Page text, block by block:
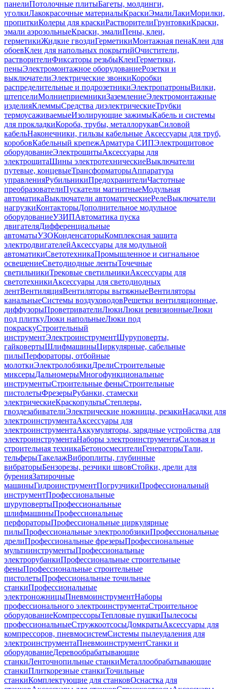
панелиПотолочные плитыБагеты, молдинги,
уголкиЛакокрасочные материалыКраскиЭмалиЛакиМорилки,
пропиткиКолеры для краскиРастворителиГрунтовкиКраски,
эмали аэрозольныеКраски, эмалиПены, клеи,
герметикиЖидкие гвоздиГерметикиМонтажная пенаКлеи для
обоевКлеи для напольных покрытийОчистители,
растворителиФиксаторы резьбыКлеиГерметики,
пеныЭлектромонтажное оборудованиеРозетки и
выключателиЭлектрические звонкиКоробки
распределительные и подрозетникиЭлектропатроныВилки,
штепселиМолниеприемникиЗаземлениеЭлектромонтажные
изделияКлеммыСредства диэлектрическиеТрубки
термоусаживаемыеИзолирующие зажимыКабель и системы
для прокладкиКороба, трубы, металлорукавСиловой
кабельНаконечники, гильзы кабельные Аксессуары для труб,
коробовКабельный крепежАрматура СИПЭлектрощитовое
оборудованиеЭлектрощитыАксессуары для
электрощитаШины электротехническиеВыключатели
путевые, концевыеТрансформаторыАппаратура
управленияРубильникиПредохранителиЧастотные
преобразователиПускатели магнитныеМодульная
автоматикаВыключатели автоматическиеРелеВыключатели
нагрузкиКонтакторыДополнительное модульное
оборудованиеУЗИПАвтоматика пуска
двигателяДифференциальные
автоматыУЗОКонденсаторыКомплексная защита
электродвигателейАксессуары для модульной
автоматикиСветотехникаПромышленное и сигнальное
освещениеСветодиодные лентыТочечные
светильникиТрековые светильникиАксессуары для
светотехникиАксессуары для светодиодных
лентВентиляцияВентиляторы вытяжныеВентиляторы
канальныеСистемы воздуховодовРешетки вентиляционные,
диффузорыПроветривателиЛюкиЛюки ревизионныеЛюки
под плиткуЛюки напольныеЛюки под
покраскуСтроительный
инструментЭлектроинструментШуруповерты,
гайковертыШлифмашиныЦиркулярные, сабельные
пилыПерфораторы, отбойные
молоткиЭлектролобзикиДрелиСтроительные
миксерыДальномерыМногофункциональные
инструментыСтроительные феныСтроительные
пистолетыФрезерыРубанки, стамески
электрическиеКраскопультыСтеплеры,
гвоздезабивателиЭлектрические ножницы, резакиНасадки для
электроинструментаАксессуары для
электроинструментаАккумуляторы, зарядные устройства для
электроинструментаНаборы электроинструментаСиловая и
строительная техникаБетоносмесителиГенераторыТали,
тельферыТакелажВиброплиты, глубинные
вибраторыБензорезы, резчики швовСтойки, дрели для
буренияЗатирочные
машиныГидроинструментПогрузчикиПрофессиональный
инструментПрофессиональные
шуруповертыПрофессиональные
шлифмашиныПрофессиональные
перфораторыПрофессиональные циркулярные
пилыПрофессиональные электролобзикиПрофессиональные
дрелиПрофессиональные фрезерыПрофессиональные
мультиинструментыПрофессиональные
электрорубанкиПрофессиональные строительные
феныПрофессиональные строительные
пистолетыПрофессиональные точильные
станкиПрофессиональные
электроножницыПневмоинструментНаборы
профессионального электроинструментаСтроительное
оборудованиеКомпрессорыТепловые пушкиПылесосы
профессиональныеСтружкоотсосыДомкратыАксессуары для
компрессоров, пневмосистемСистемы пылеудаления для
электроинструментаПневмоинструментСтанки и
оборудованиеДеревообрабатывающие
станкиЛенточнопильные станкиМеталлообрабатывающие
станкиПлиткорезные станкиТочильные
станкиКомплектующие для станковОснастка для